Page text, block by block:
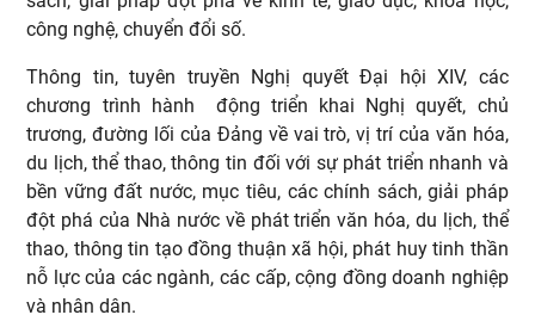
công nghệ, chuyển đổi số.
Thông tin, tuyên truyền Nghị quyết Đại hội XIV, các
chương trình hành động triển khai Nghị quyết, chủ
trương, đường lối của Đảng về vai trò, vị trí của văn hóa,
du lịch, thể thao, thông tin đối với sự phát triển nhanh và
bền vững đất nước, mục tiêu, các chính sách, giải pháp
đột phá của Nhà nước về phát triển văn hóa, du lịch, thể
thao, thông tin tạo đồng thuận xã hội, phát huy tinh thần
nỗ lực của các ngành, các cấp, cộng đồng doanh nghiệp
và nhân dân.